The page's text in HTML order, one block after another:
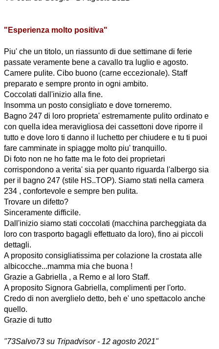
"Esperienza molto positiva"
Piu' che un titolo, un riassunto di due settimane di ferie
passate veramente bene a cavallo tra luglio e agosto.
Camere pulite. Cibo buono (carne eccezionale). Staff
preparato e sempre pronto in ogni ambito.
Coccolati dall'inizio alla fine.
Insomma un posto consigliato e dove torneremo.
Bagno 247 di loro proprieta' estremamente pulito ordinato e
con quella idea meravigliosa dei cassettoni dove riporre il
tutto e dove loro ti danno il luchetto per chiudere e tu ti puoi
fare camminate in spiagge molto piu' tranquillo.
Di foto non ne ho fatte ma le foto dei proprietari
corrispondono a verita' sia per quanto riguarda l'albergo sia
per il bagno 247 (stile HS..TOP). Siamo stati nella camera
234 , confortevole e sempre ben pulita.
Trovare un difetto?
Sinceramente difficile.
Dall'inizio siamo stati coccolati (macchina parcheggiata da
loro con trasporto bagagli effettuato da loro), fino ai piccoli
dettagli.
A proposito consigliatissima per colazione la crostata alle
albicocche...mamma mia che buona !
Grazie a Gabriella , a Remo e al loro Staff.
A proposito Signora Gabriella, complimenti per l'orto.
Credo di non averglielo detto, beh e' uno spettacolo anche
quello.
Grazie di tutto
"73Salvo73 su Tripadvisor - 12 agosto 2021"